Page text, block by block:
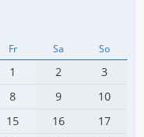
Fr Sa So
1 2
3
8 9
10
15 16
17